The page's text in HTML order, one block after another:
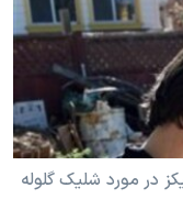
در مورد شليک گلوله